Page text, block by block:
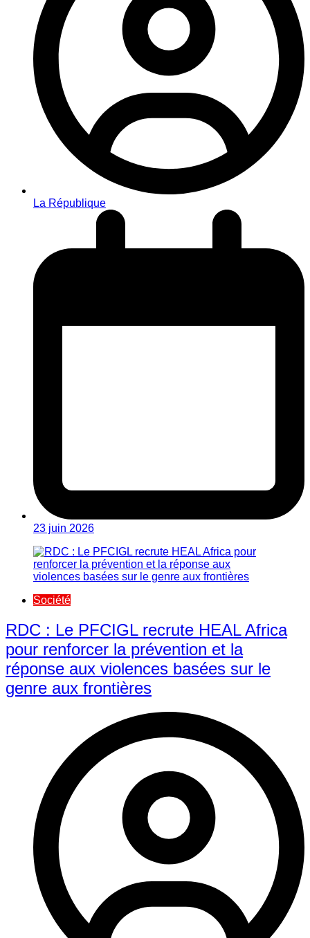
La République
23 juin 2026
Société
RDC : Le PFCIGL recrute HEAL Africa
pour renforcer la prévention et la
réponse aux violences basées sur le
genre aux frontières